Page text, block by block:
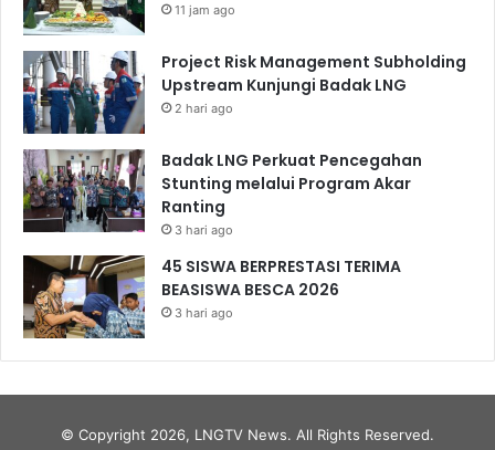
11 jam ago
Project Risk Management Subholding
Upstream Kunjungi Badak LNG
2 hari ago
Badak LNG Perkuat Pencegahan
Stunting melalui Program Akar
Ranting
3 hari ago
45 SISWA BERPRESTASI TERIMA
BEASISWA BESCA 2026
3 hari ago
© Copyright 2026, LNGTV News. All Rights Reserved.